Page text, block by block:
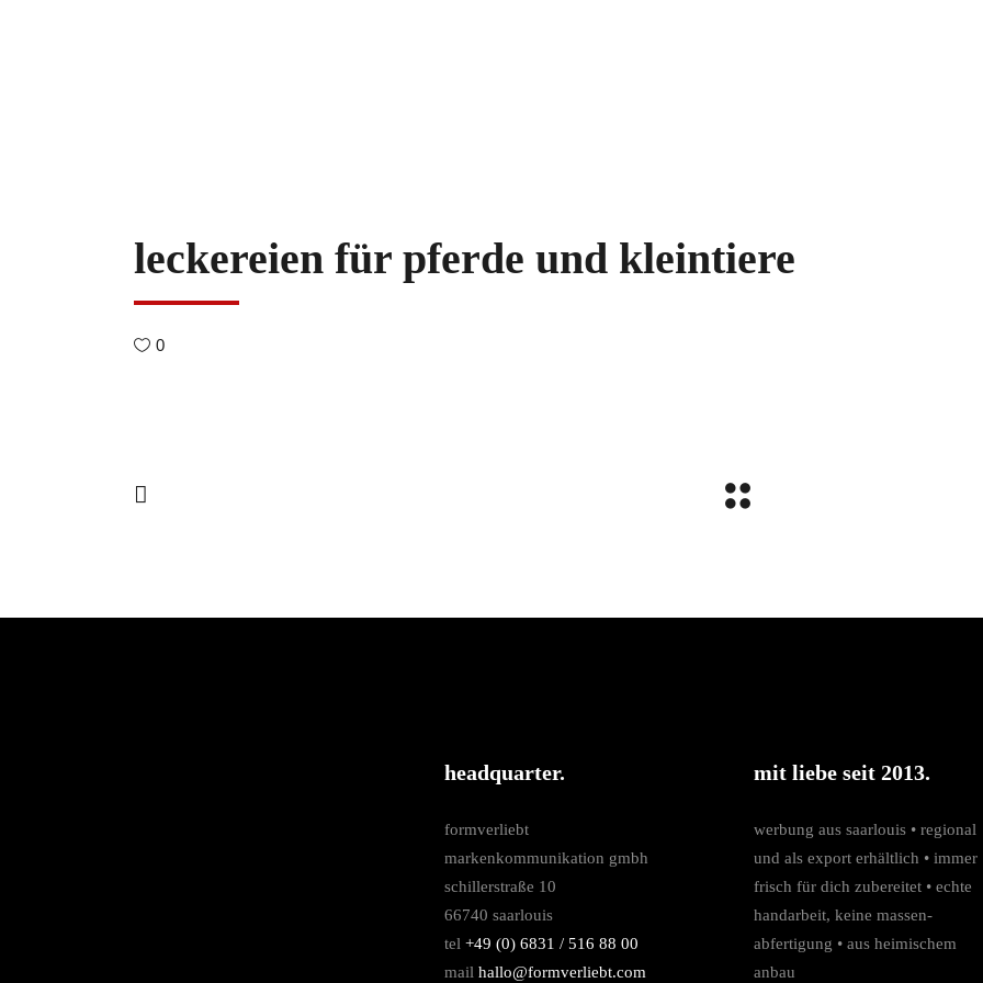
leckereien für pferde und kleintiere
0
headquarter.
formverliebt
markenkommunikation gmbh
schillerstraße 10
66740 saarlouis
tel +49 (0) 6831 / 516 88 00
mail hallo@formverliebt.com
mit liebe seit 2013.
werbung aus saarlouis • regio­nal
und als export erhältlich • immer
frisch für dich zubereitet • echte
hand­arbeit, keine massen­­
abfertigung • aus heimischem
anbau